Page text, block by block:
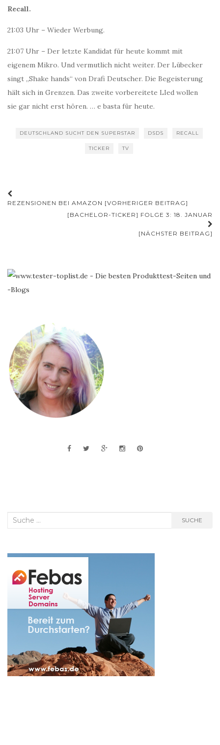
Recall.
21:03 Uhr – Wieder Werbung.
21:07 Uhr – Der letzte Kandidat für heute kommt mit
eigenem Mikro. Und vermutlich nicht weiter. Der Lübecker
singt „Shake hands“ von Drafi Deutscher. Die Begeisterung
hält sich in Grenzen. Das zweite vorbereitete LIed wollen
sie gar nicht erst hören. … e basta für heute.
DEUTSCHLAND SUCHT DEN SUPERSTAR DSDS RECALL
TICKER TV
Beitrags-
Navigation
REZENSIONEN BEI AMAZON [VORHERIGER BEITRAG]
[BACHELOR-TICKER] FOLGE 3: 18. JANUAR
[NÄCHSTER BEITRAG]
Suche
SUCHE